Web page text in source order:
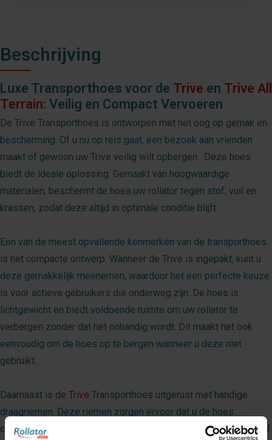
Beschrijving
Luxe Transporthoes voor de Trive en Trive All
Terrain: Veilig en Compact Vervoeren
De Trive Transporthoes is ontworpen met het oog op gemak en
bescherming. Of u nu op reis gaat, een bezoek aan vrienden
maakt of gewoon uw Trive veilig wilt opbergen. Deze hoes
biedt de ideale oplossing. Gemaakt van hoogwaardige
materialen, beschermt de hoes uw rollator tegen stof, vuil en
krassen, zodat deze altijd in optimale conditie blijft.
Een van de meest opvallende kenmerken van de transporthoes
is het compacte ontwerp. Wanneer de Trive is ingepakt, kunt u
deze gemakkelijk meenemen, waardoor het een perfecte keuze
is voor actieve gebruikers die onderweg zijn. De hoes is
lichtgewicht en biedt voldoende ruimte om uw rollator te
verbergen zonder dat het onhandig wordt. Dit maakt het ook
eenvoudig om de hoes op te bergen wanneer u deze niet
gebruikt.
Daarnaast is de Trive Transporthoes uitgerust met handige
draagriemen. Deze riemen zorgen ervoor dat u de hoes
comfortabel kunt dragen. Zelfs als deze volledig is ingepakt. Of